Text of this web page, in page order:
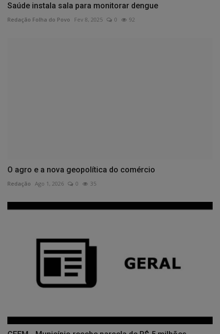
Saúde instala sala para monitorar dengue
Redação Folha do Povo Fev 8, 2025 0 92
O agro e a nova geopolítica do comércio
Redação Ago 1, 2026 0 35